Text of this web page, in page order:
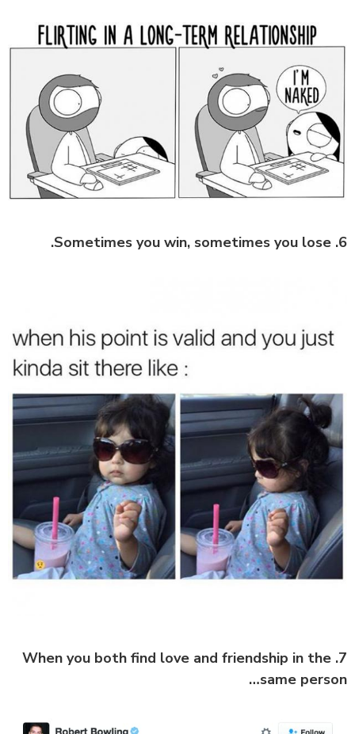
6. Sometimes you win, sometimes you lose.
7. When you both find love and friendship in the
same person…